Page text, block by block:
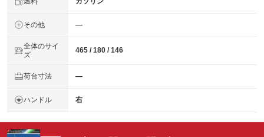
その他 ―
全体のサイ
ズ
465 / 180 / 146
荷台寸法 ―
ハンドル 右